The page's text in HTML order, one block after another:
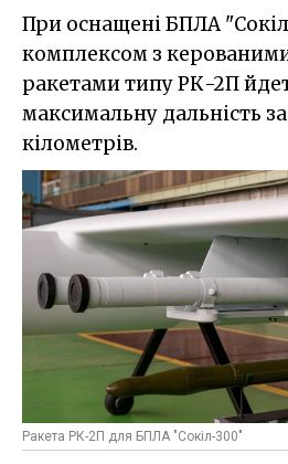
При оснащені БПЛА
комплексом з
ракетами типу РК-2П
максимальну дальність
кілометрів.
Ракета РК-2П для БПЛА "Сокіл-300"